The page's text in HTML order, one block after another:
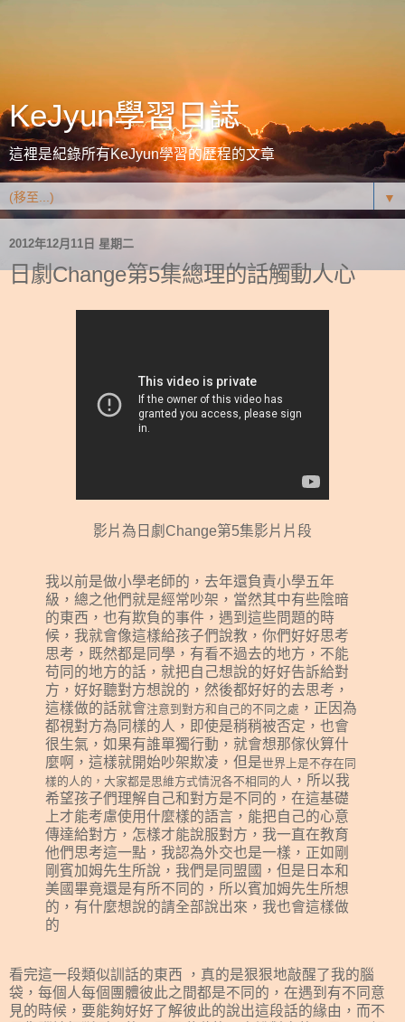
KeJyun學習日誌
這裡是紀錄所有KeJyun學習的歷程的文章
▼
2012年12月11日 星期二
日劇Change第5集總理的話觸動人心
影片為日劇Change第5集影片片段
我以前是做小學老師的，去年還負責小學五年
級，總之他們就是經常吵架，當然其中有些陰暗
的東西，也有欺負的事件，遇到這些問題的時
候，我就會像這樣給孩子們說教，你們好好思考
思考，既然都是同學，有看不過去的地方，不能
苟同的地方的話，就把自己想說的好好告訴給對
方，好好聽對方想說的，然後都好好的去思考，
這樣做的話就會注意到對方和自己的不同之處 ，正因為
都視對方為同樣的人，即使是稍稍被否定，也會
很生氣，如果有誰單獨行動，就會想那傢伙算什
麼啊，這樣就開始吵架欺凌，但是世界上是不存在同
樣的人的，大家都是思維方式情況各不相同的人 ，所以我
希望孩子們理解自己和對方是不同的，在這基礎
上才能考慮使用什麼樣的語言，能把自己的心意
傳達給對方，怎樣才能說服對方，我一直在教育
他們思考這一點，我認為外交也是一樣，正如剛
剛賓加姆先生所說，我們是同盟國，但是日本和
美國畢竟還是有所不同的，所以賓加姆先生所想
的，有什麼想說的請全部說出來，我也會這樣做
的
看完這一段類似訓話的東西 ，真的是狠狠地敲醒了我的腦
袋，每個人每個團體彼此之間都是不同的，在遇到有不同意
見的時候，要能夠好好了解彼此的說出這段話的緣由，而不